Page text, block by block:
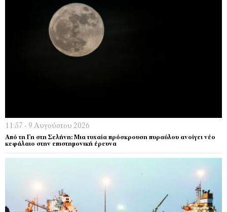
11:57 - 9 Αυγούστου 2026
Από τη Γη στη Σελήνη: Μια τυχαία πρόσκρουση πυραύλου ανοίγει νέο
κεφάλαιο στην επιστημονική έρευνα